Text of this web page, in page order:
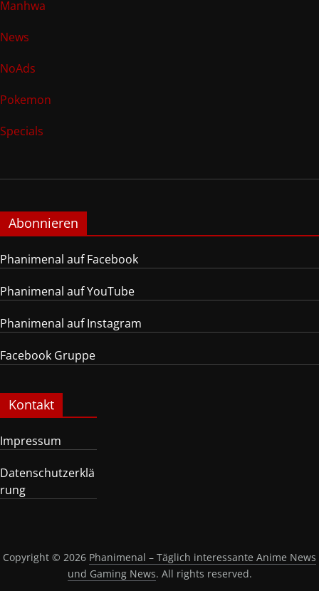
Manhwa
News
NoAds
Pokemon
Specials
Abonnieren
Phanimenal auf Facebook
Phanimenal auf YouTube
Phanimenal auf Instagram
Facebook Gruppe
Kontakt
Impressum
Datenschutzerklä
rung
Copyright © 2026 Phanimenal – Täglich interessante Anime News
und Gaming News. All rights reserved.